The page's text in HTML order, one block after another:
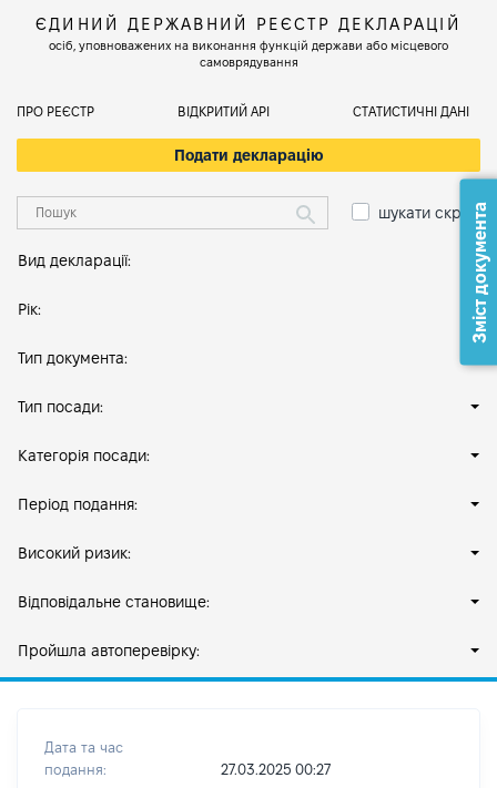
ЄДИНИЙ ДЕРЖАВНИЙ РЕЄСТР ДЕКЛАРАЦІЙ
осіб, уповноважених на виконання функцій держави або місцевого
самоврядування
ПРО РЕЄСТР ВІДКРИТИЙ АРІ СТАТИСТИЧНІ ДАНІ
Подати декларацію
шукати скрізь
Вид декларації:
Рік:
Тип документа:
Тип посади:
Категорія посади:
Період подання:
Високий ризик:
Відповідальне становище:
Пройшла автоперевірку:
Дата та час
подання:
27.03.2025 00:27
Зміст документа